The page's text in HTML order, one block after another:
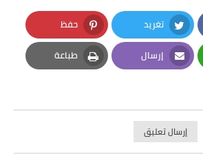
تغريد
Twitter
حفظ
Pinterest
إرسال
Email
طباعة
Print
إرسال تعليق